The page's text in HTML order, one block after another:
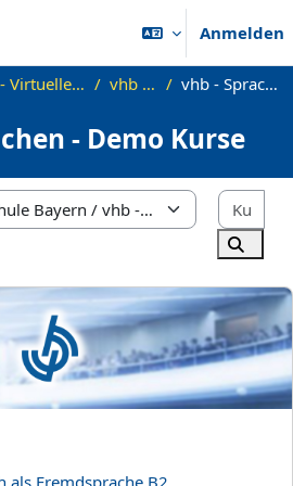
Anmelden
vhb - Virtuelle Hochschule Bayern vhb - Sprachen vhb - Sprachen - Demo Kurse
- Demo Kurse
Kurse
Fremdsprache B2 Akademisches
als Fremdsprache B2